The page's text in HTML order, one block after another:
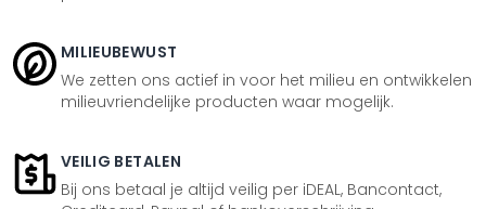
MILIEUBEWUST
We zetten ons actief in voor het milieu en ontwikkelen
milieuvriendelijke producten waar mogelijk.
VEILIG BETALEN
Bij ons betaal je altijd veilig per iDEAL, Bancontact,